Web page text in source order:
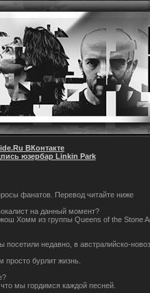
ВКонтакте
юзербар Linkin Park
фанатов. Перевод читайте ниже
на данный момент?
Хомм из группы Queens of the Stone
посетили недавно, в австралийско-
бурлит жизнь.
мы гордимся каждой песней.